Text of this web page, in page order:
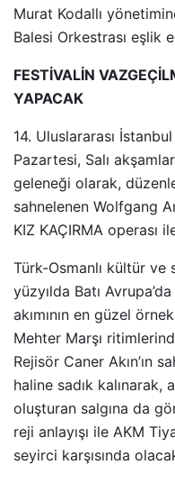
Murat Kodallı
Balesi Orkestrası eşlik
FESTİVALİN
YAPACAK
14. Uluslararası
Pazartesi, Salı
geleneği olarak,
sahnelenen Wolfgang
KIZ KAÇIRMA operası
Türk-Osmanlı kültür ve
yüzyılda Batı
akımının en güzel
Mehter Marşı
Rejisör Caner Akın’ın
haline sadık kalınarak,
oluşturan salgına da
reji anlayışı ile AKM
seyirci karşısında